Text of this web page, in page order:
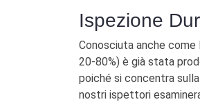
Ispezione
Conosciuta anche
20-80%) è già stata
poiché si concentra
nostri ispettori